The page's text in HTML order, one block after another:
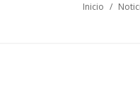
Inicio /